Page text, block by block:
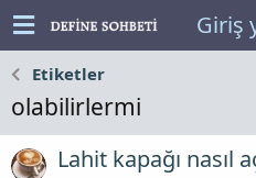
Giriş
Etiketler
olabilirlermi
Lahit kapağı nasıl